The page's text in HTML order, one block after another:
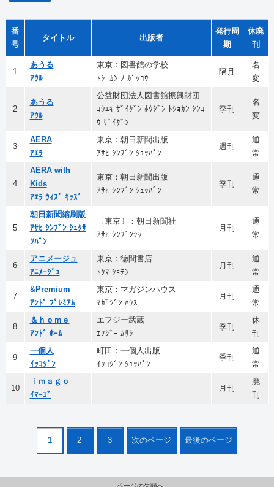
番
号
タイトル 出版者
発行周
期
休廃
刊
1
あうる
ｱｳﾙ
東京：図書館の学校
ﾄｼｮｶﾝ ﾉ ｶﾞｯｺｳ
隔月
名
変
2
あうる
ｱｳﾙ
公益財団法人図書館振興財団
ｺｳｴｷ ｻﾞｲﾀﾞﾝ ﾎｳｼﾞﾝ ﾄｼｮｶﾝ ｼﾝｺ
ｳ ｻﾞｲﾀﾞﾝ
季刊
名
変
3
AERA
ｱｴﾗ
東京：朝日新聞出版
ｱｻﾋ ｼﾝﾌﾞﾝ ｼｭｯﾊﾟﾝ
週刊
通
常
4
AERA with
Kids
ｱｴﾗ ｳｨｽﾞ ｷｯｽﾞ
東京：朝日新聞出版
ｱｻﾋ ｼﾝﾌﾞﾝ ｼｭｯﾊﾟﾝ
季刊
通
常
5
朝日新聞縮刷版
ｱｻﾋ ｼﾝﾌﾞﾝ ｼｭｸｻ
ﾂﾊﾞﾝ
〔東京〕：朝日新聞社
ｱｻﾋ ｼﾝﾌﾞﾝｼｬ
月刊
通
常
6
アニメージュ
ｱﾆﾒｰｼﾞｭ
東京：徳間書店
ﾄｸﾏ ｼｮﾃﾝ
月刊
通
常
7
&Premium
ｱﾝﾄﾞ ﾌﾟﾚﾐｱﾑ
東京：マガジンハウス
ﾏｶﾞｼﾞﾝ ﾊｳｽ
月刊
通
常
8
＆ｈｏｍｅ
ｱﾝﾄﾞ ﾎｰﾑ
エフジー武蔵
ｴﾌｼﾞｰ ﾑｻｼ
季刊
休
刊
9
一個人
ｲｯｺｼﾞﾝ
町田：一個人出版
ｲｯｺｼﾞﾝ ｼｭｯﾊﾟﾝ
季刊
通
常
10
ｉｍａｇｏ
ｲﾏｰｺﾞ
月刊
廃
刊
1 2 3 次のページ 最後のページ